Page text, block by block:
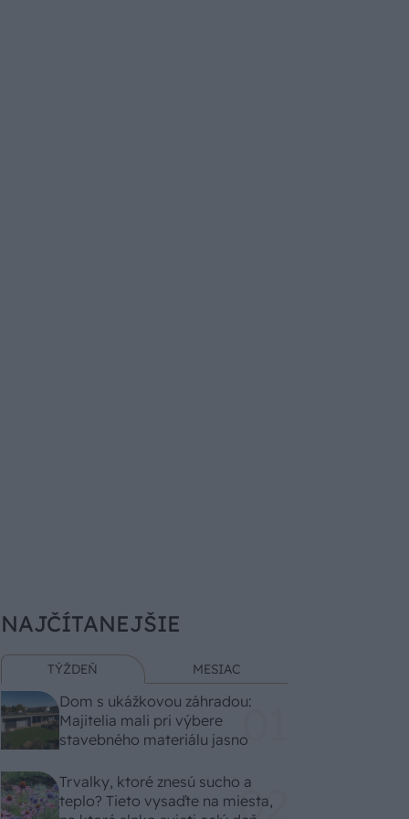
NAJČÍTANEJŠIE
TÝŽDEŇ MESIAC
Dom s ukážkovou záhradou:
Majitelia mali pri výbere
stavebného materiálu jasno
Trvalky, ktoré znesú sucho a
teplo? Tieto vysaďte na miesta,